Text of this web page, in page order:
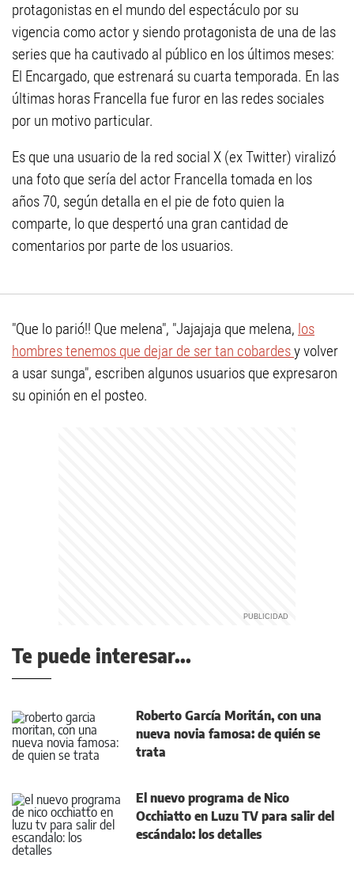
protagonistas en el mundo del espectáculo por su
vigencia como actor y siendo protagonista de una de las
series que ha cautivado al público en los últimos meses:
El Encargado, que estrenará su cuarta temporada. En las
últimas horas Francella fue furor en las redes sociales
por un motivo particular.
Es que una usuario de la red social X (ex Twitter) viralizó
una foto que sería del actor Francella tomada en los
años 70, según detalla en el pie de foto quien la
comparte, lo que despertó una gran cantidad de
comentarios por parte de los usuarios.
"Que lo parió!! Que melena", "Jajajaja que melena, los
hombres tenemos que dejar de ser tan cobardesy volver
a usar sunga", escriben algunos usuarios que expresaron
su opinión en el posteo.
Te puede interesar...
Roberto García Moritán, con una
nueva novia famosa: de quién se
trata
El nuevo programa de Nico
Occhiatto en Luzu TV para salir del
escándalo: los detalles